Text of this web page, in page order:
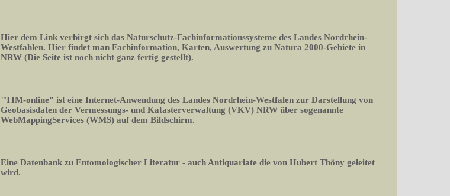
Hier dem Link verbirgt sich das Naturschutz-Fachinformationssysteme des Landes Nordrhein-
Westfahlen. Hier findet man Fachinformation, Karten, Auswertung zu Natura 2000-Gebiete in
NRW (Die Seite ist noch nicht ganz fertig gestellt).
"TIM-online" ist eine Internet-Anwendung des Landes Nordrhein-Westfalen zur Darstellung von
Geobasisdaten der Vermessungs- und Katasterverwaltung (VKV) NRW über sogenannte
WebMappingServices (WMS) auf dem Bildschirm.
Eine Datenbank zu Entomologischer Literatur - auch Antiquariate die von Hubert Thöny geleitet
wird.